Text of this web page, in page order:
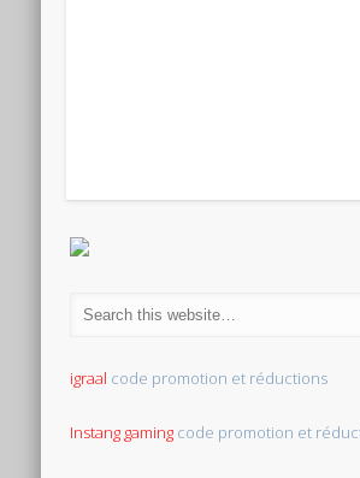
igraal code promotion et réductions
Instang gaming code promotion et